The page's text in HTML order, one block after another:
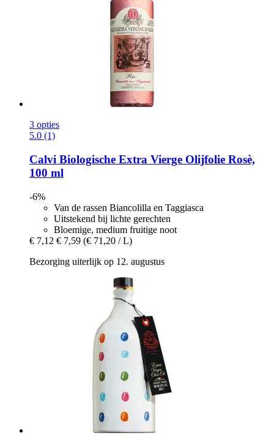
3 opties
5.0 (1)
Calvi Biologische Extra Vierge Olijfolie Rosè,
100 ml
-6%
Van de rassen Biancolilla en Taggiasca
Uitstekend bij lichte gerechten
Bloemige, medium fruitige noot
€ 7,12 € 7,59 (€ 71,20 / L)
Bezorging uiterlijk op 12. augustus